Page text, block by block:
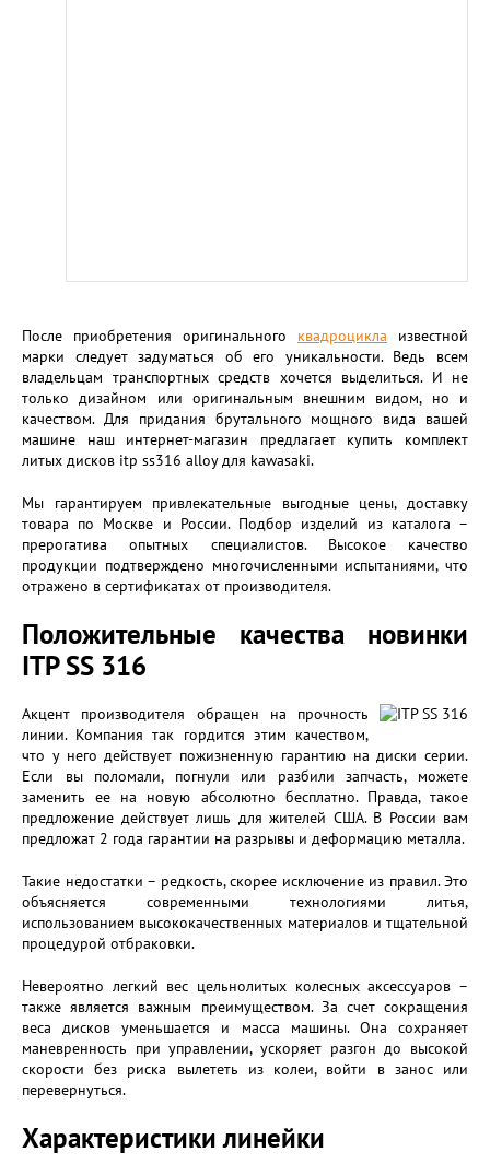
После приобретения оригинального квадроцикла известной
марки следует задуматься об его уникальности. Ведь всем
владельцам транспортных средств хочется выделиться. И не
только дизайном или оригинальным внешним видом, но и
качеством. Для придания брутального мощного вида вашей
машине наш интернет-магазин предлагает купить комплект
литых дисков itp ss316 alloy для kawasaki.
Мы гарантируем привлекательные выгодные цены, доставку
товара по Москве и России. Подбор изделий из каталога –
прерогатива опытных специалистов. Высокое качество
продукции подтверждено многочисленными испытаниями, что
отражено в сертификатах от производителя.
Положительные качества новинки
ITP SS 316
Акцент производителя обращен на прочность
линии. Компания так гордится этим качеством,
что у него действует пожизненную гарантию на диски серии.
Если вы поломали, погнули или разбили запчасть, можете
заменить ее на новую абсолютно бесплатно. Правда, такое
предложение действует лишь для жителей США. В России вам
предложат 2 года гарантии на разрывы и деформацию металла.
Такие недостатки – редкость, скорее исключение из правил. Это
объясняется современными технологиями литья,
использованием высококачественных материалов и тщательной
процедурой отбраковки.
Невероятно легкий вес цельнолитых колесных аксессуаров –
также является важным преимуществом. За счет сокращения
веса дисков уменьшается и масса машины. Она сохраняет
маневренность при управлении, ускоряет разгон до высокой
скорости без риска вылететь из колеи, войти в занос или
перевернуться.
Характеристики линейки